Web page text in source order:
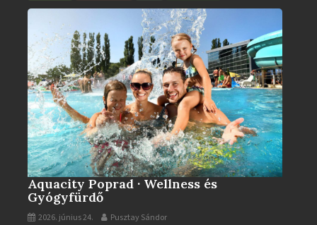
bejegyzéshez
Aquacity Poprad · Wellness és
Gyógyfürdő
2026. június 24. Pusztay Sándor